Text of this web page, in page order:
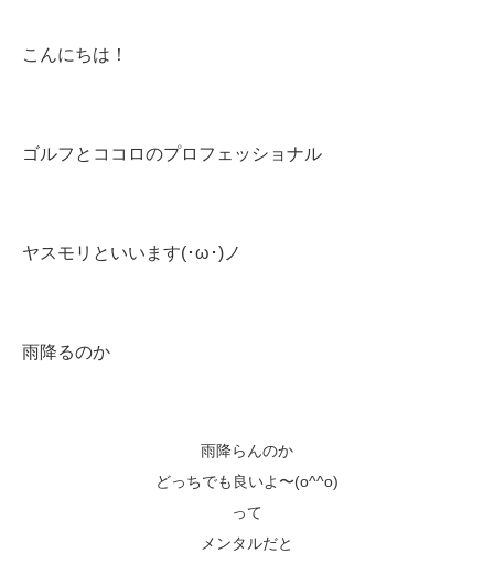
こんにちは！
ゴルフとココロのプロフェッショナル
ヤスモリといいます(･ω･)ノ
雨降るのか
雨降らんのか
どっちでも良いよ〜(o^^o)
って
メンタルだと